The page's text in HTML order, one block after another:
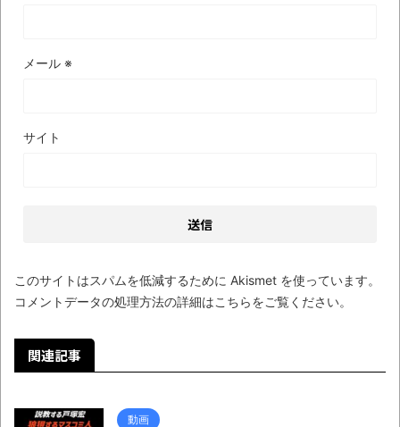
wwwwwwwwwwww
Powered by livedoor 相互RSS
メール ※
サイト
このサイトはスパムを低減するために Akismet を使っています。
コメントデータの処理方法の詳細はこちらをご覧ください。
関連記事
動画